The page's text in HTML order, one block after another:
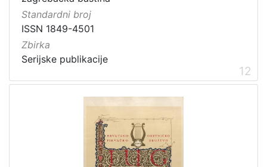
Standardni broj
ISSN 1849-4501
Zbirka
Serijske publikacije
12